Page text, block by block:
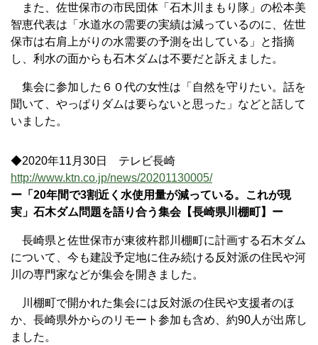
また、佐世保市の市民団体「石木川まもり隊」の松本美
智恵代表は「水道水の需要の実績は減っているのに、佐世
保市は右肩上がりの水需要の予測を出している」と指摘
し、利水の面からも石木ダムは不要だと訴えました。
集会に参加した６０代の女性は「自然を守りたい。話を
聞いて、やっぱりダムは要らないと思った」などと話して
いました。
◆2020年11月30日 テレビ長崎
http://www.ktn.co.jp/news/20201130005/
ー「20年間で3割近く水使用量が減っている。これが現
実」石木ダム問題を語り合う集会【長崎県川棚町】ー
長崎県と佐世保市が東彼杵郡川棚町に計画する石木ダム
について、今も建設予定地に住み続ける反対派の住民や河
川の専門家などが集会を開きました。
川棚町で開かれた集会には反対派の住民や支援者のほ
か、長崎県外からのリモート参加も含め、約90人が出席し
ました。